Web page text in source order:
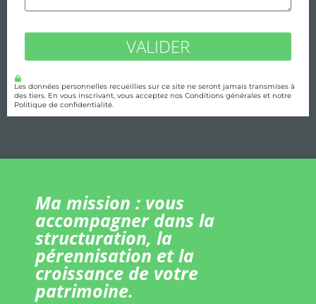
VALIDER
Les données personnelles recueillies sur ce site ne seront jamais transmises à
des tiers. En vous inscrivant, vous acceptez nos Conditions générales et notre
Politique de confidentialité.
Ma mission : vous
accompagner dans la
structuration, la
pérennisation et la
croissance de votre
patrimoine.